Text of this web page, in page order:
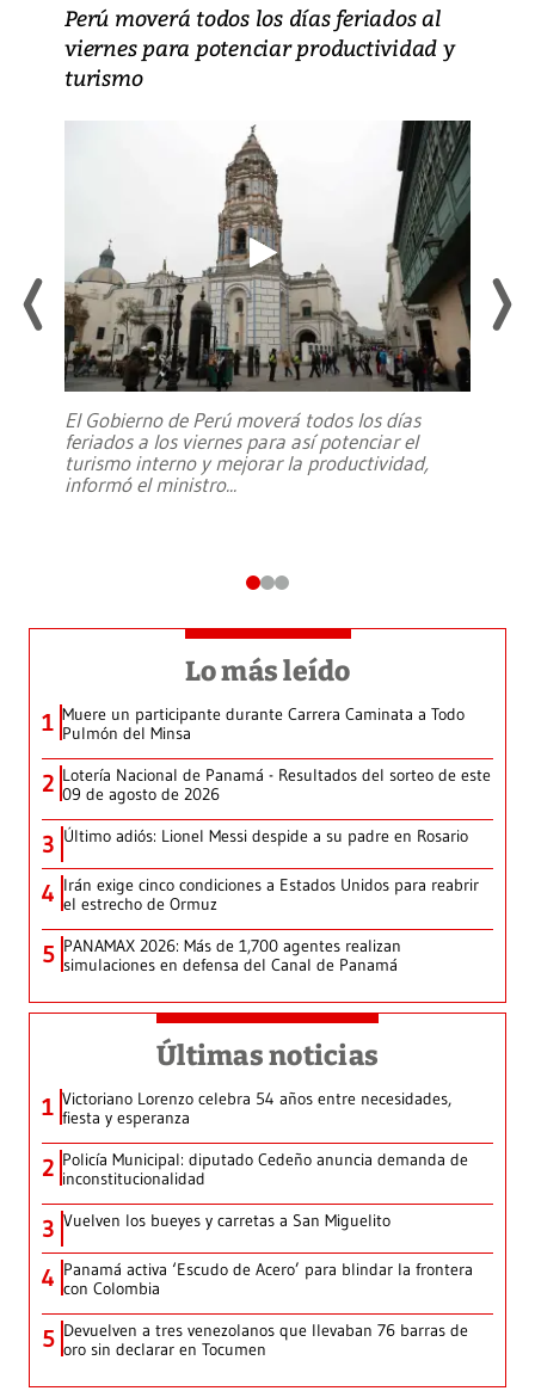
Perú moverá todos los días feriados al
viernes para potenciar productividad y
turismo
El Gobierno de Perú moverá todos los días
feriados a los viernes para así potenciar el
turismo interno y mejorar la productividad,
informó el ministro...
Lo más leído
1 Muere un participante durante Carrera Caminata a Todo
Pulmón del Minsa
2 Lotería Nacional de Panamá - Resultados del sorteo de este
09 de agosto de 2026
3 Último adiós: Lionel Messi despide a su padre en Rosario
4 Irán exige cinco condiciones a Estados Unidos para reabrir
el estrecho de Ormuz
5 PANAMAX 2026: Más de 1,700 agentes realizan
simulaciones en defensa del Canal de Panamá
Últimas noticias
1 Victoriano Lorenzo celebra 54 años entre necesidades,
fiesta y esperanza
2 Policía Municipal: diputado Cedeño anuncia demanda de
inconstitucionalidad
3 Vuelven los bueyes y carretas a San Miguelito
4 Panamá activa ‘Escudo de Acero’ para blindar la frontera
con Colombia
5 Devuelven a tres venezolanos que llevaban 76 barras de
oro sin declarar en Tocumen